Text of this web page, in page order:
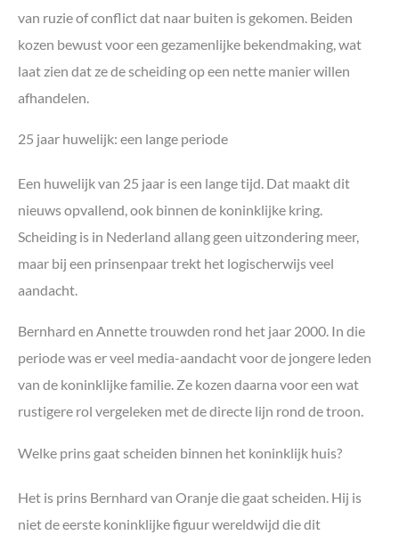
van ruzie of conflict dat naar buiten is gekomen. Beiden
kozen bewust voor een gezamenlijke bekendmaking, wat
laat zien dat ze de scheiding op een nette manier willen
afhandelen.
25 jaar huwelijk: een lange periode
Een huwelijk van 25 jaar is een lange tijd. Dat maakt dit
nieuws opvallend, ook binnen de koninklijke kring.
Scheiding is in Nederland allang geen uitzondering meer,
maar bij een prinsenpaar trekt het logischerwijs veel
aandacht.
Bernhard en Annette trouwden rond het jaar 2000. In die
periode was er veel media-aandacht voor de jongere leden
van de koninklijke familie. Ze kozen daarna voor een wat
rustigere rol vergeleken met de directe lijn rond de troon.
Welke prins gaat scheiden binnen het koninklijk huis?
Het is prins Bernhard van Oranje die gaat scheiden. Hij is
niet de eerste koninklijke figuur wereldwijd die dit